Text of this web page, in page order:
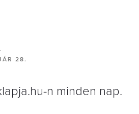
28.
n minden nap.